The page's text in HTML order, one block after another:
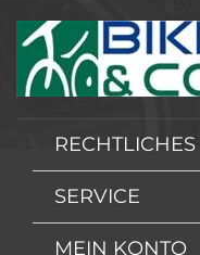
RECHTLICHES
SERVICE
MEIN KONTO